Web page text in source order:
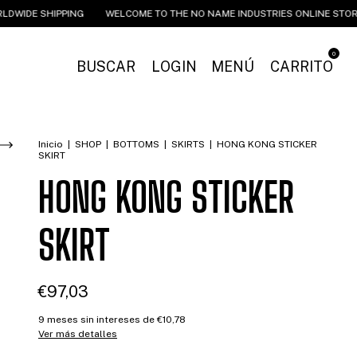
SHIPPING WELCOME TO THE NO NAME INDUSTRIES ONLINE STORE
MENÚ
BUSCAR LOGIN CARRITO
0
Inicio SHOP BOTTOMS SKIRTS
HONG KONG STICKER
SKIRT
HONG KONG STICKER
SKIRT
€97,03
9 meses sin intereses de €10,78
Ver más detalles